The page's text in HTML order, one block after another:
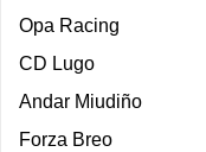
Opa Racing
CD Lugo
Andar Miudiño
Forza Breo